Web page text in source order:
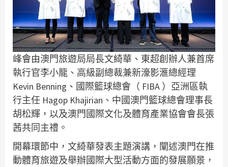
峰會由澳門旅遊局局長文綺華、東超創辦人兼首席
執行官李小龍、高級副總裁兼新濠影滙總經理
Kevin Benning、國際籃球總會（ FIBA ）亞洲區執
行主任 Hagop Khajirian、中國澳門籃球總會理事長
胡松輝，以及澳門國際文化及體育產業協會會長張
茜共同主禮。
開幕環節中，文綺華發表主題演講，闡述澳門在推
動體育旅遊及舉辦國際大型活動方面的發展願景，